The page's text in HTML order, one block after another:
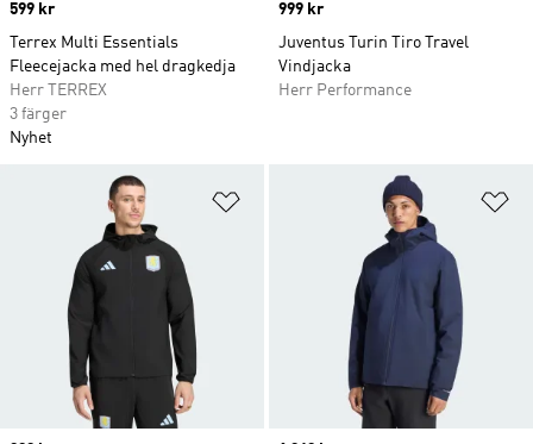
Price
599 kr
Terrex Multi Essentials
Fleecejacka med hel dragkedja
Herr TERREX
3 färger
Nyhet
Price
999 kr
Juventus Turin Tiro Travel
Vindjacka
Herr Performance
Lägg till på önskelistan